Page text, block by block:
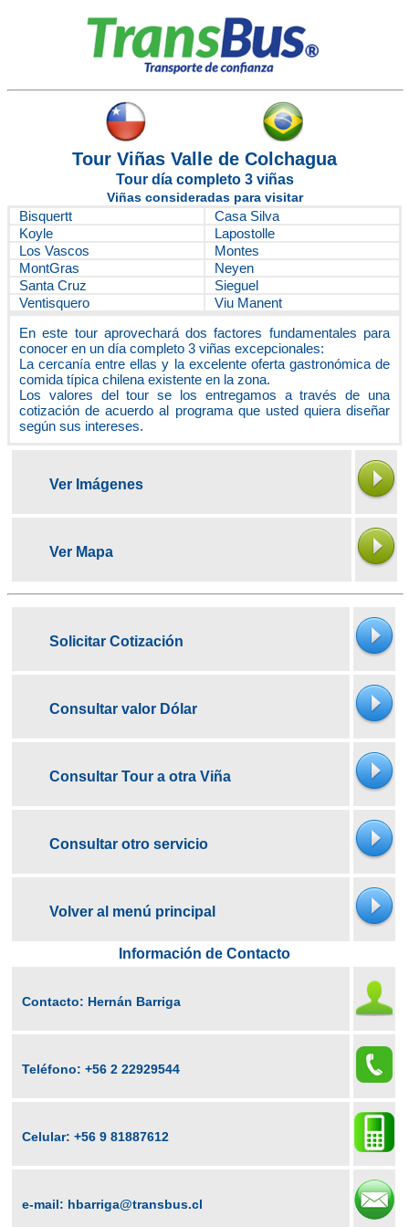
Tour Viñas Valle de Colchagua
Tour día completo 3 viñas
Viñas consideradas para visitar
Bisquertt
Casa Silva
Koyle
Lapostolle
Los Vascos
Montes
MontGras
Neyen
Santa Cruz
Sieguel
Ventisquero
Viu Manent
En este tour aprovechará dos factores fundamentales para
conocer en un día completo 3 viñas excepcionales:
La cercanía entre ellas y la excelente oferta gastronómica de
comida típica chilena existente en la zona.
Los valores del tour se los entregamos a través de una
cotización de acuerdo al programa que usted quiera diseñar
según sus intereses.
Ver Imágenes
Ver Mapa
Solicitar Cotización
Consultar valor Dólar
Consultar Tour a otra Viña
Consultar otro servicio
Volver al menú principal
Información de Contacto
Contacto: Hernán Barriga
Teléfono: +56 2 22929544
Celular: +56 9 81887612
e-mail: hbarriga@transbus.cl